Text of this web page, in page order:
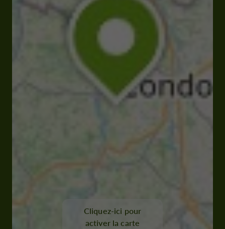
Cliquez-ici pour
activer la carte